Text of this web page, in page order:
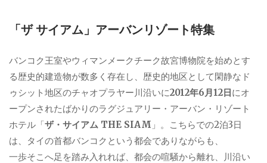
「ザ サイアム」アーバンリゾート特集
バンコク王室やウィマンメークチーク故宮博物院を始めとす
る歴史的建造物が数多く存在し、歴史的地区として閑静なド
ゥシット地区のチャオプラヤー川沿いに2012年6月12日にオ
ープンされたばかりのラグジュアリー・アーバン・リゾート
ホテル「ザ・サイアム THE SIAM 」。こちらでの2泊3日
は、タイの首都バンコクという都会でありながらも、
一歩そこへ足を踏み入れれば、都会の喧騒から離れ、川沿い